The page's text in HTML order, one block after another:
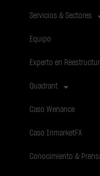
Servicios & Sectores
Equipo
Experto en
Quadrant
Caso Wenance
Caso InmarketFX
Conocimiento &